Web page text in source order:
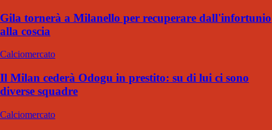
Gila tornerà a Milanello per recuperare dall'infortunio
alla coscia
Calciomercato
Il Milan cederà Odogu in prestito: su di lui ci sono
diverse squadre
Calciomercato